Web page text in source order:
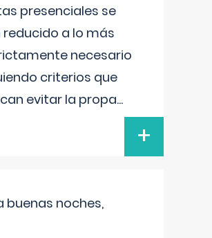
presenciales se
reducido a lo más
necesario
criterios que
evitar la propa...
+
buenas noches,